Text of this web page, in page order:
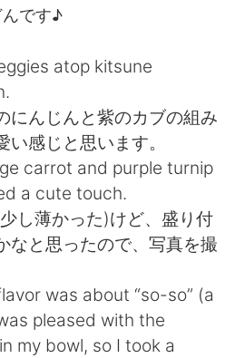
Français
日本語
Русский
Tiếng Việt
です♪
atop kitsune
にんじんと紫のカブの組み
感じと思います。
carrot and purple turnip
a cute touch.
し薄かった)けど、盛り付
なと思ったので、写真を撮
was about “so-so” (a
pleased with the
my bowl, so I took a